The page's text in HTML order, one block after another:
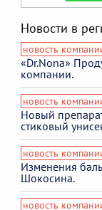
Новости в
новость
«Dr.Nona»
компании.
новость
Новый
стиковый
новость
Изменения
Шокосина.
новость